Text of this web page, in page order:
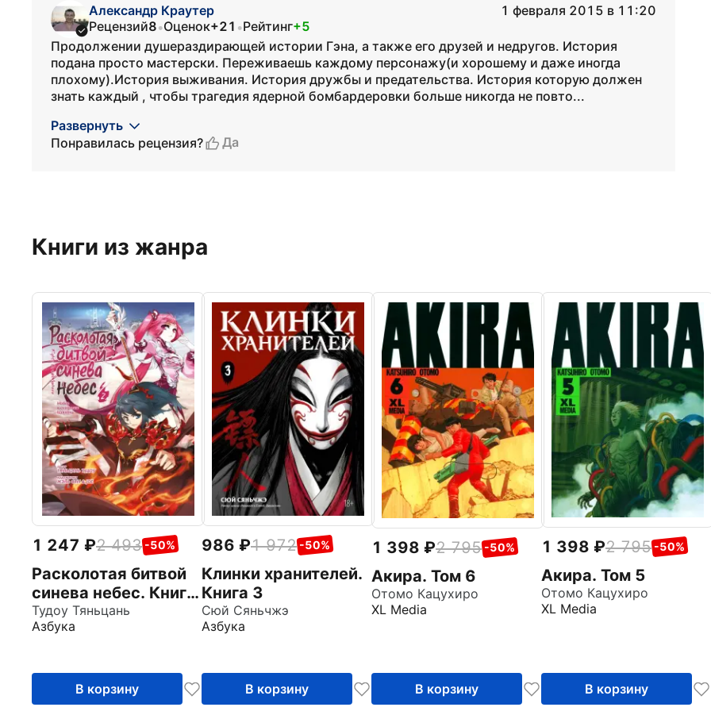
Александр Краутер
1 февраля 2015 в 11:20
Рецензий8•Оценок+21 •Рейтинг+5
Продолжении душераздирающей истории Гэна, а также его друзей и недругов. История
подана просто мастерски. Переживаешь каждому персонажу(и хорошему и даже иногда
плохому).История выживания. История дружбы и предательства. История которую должен
знать каждый , чтобы трагедия ядерной бомбардеровки больше никогда не повто...
Развернуть
Понравилась рецензия?
Да
Книги из жанра
1 247 2 493 -50%
Расколотая битвой
синева небес. Книга
2
Тудоу Тяньцань
Азбука
В корзину
986 1 972 -50%
Клинки хранителей.
Книга 3
Сюй Сяньчжэ
Азбука
В корзину
1 398 2 795 -50%
Акира. Том 6
Отомо Кацухиро
XL Media
В корзину
1 398 2 795 -50%
Акира. Том 5
Отомо Кацухиро
XL Media
В корзину